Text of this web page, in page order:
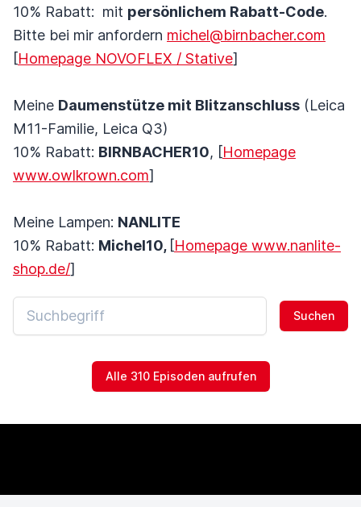
10% Rabatt: mit persönlichem Rabatt-Code.
Bitte bei mir anfordern michel@birnbacher.com
[Homepage NOVOFLEX / Stative]
Meine Daumenstütze mit Blitzanschluss (Leica
M11-Familie, Leica Q3)
10% Rabatt: BIRNBACHER10, [Homepage
www.owlkrown.com]
Meine Lampen: NANLITE
10% Rabatt: Michel10, [Homepage www.nanlite-
shop.de/]
Suchen
Alle 310 Episoden aufrufen